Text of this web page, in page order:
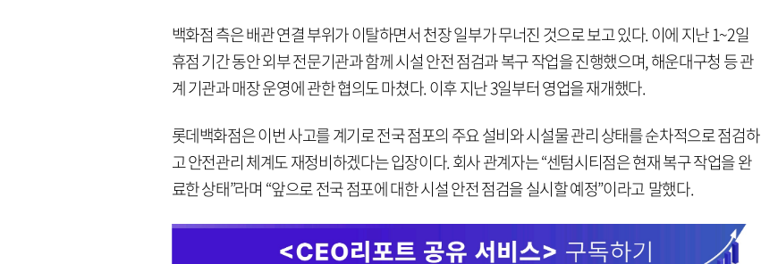
백화점 측은 배관 연결 부위가 이탈하면서 천장 일부가 무너진 것으로 보고 있다. 이에 지난 1~2일
휴점 기간 동안 외부 전문기관과 함께 시설 안전 점검과 복구 작업을 진행했으며, 해운대구청 등 관
계 기관과 매장 운영에 관한 협의도 마쳤다. 이후 지난 3일부터 영업을 재개했다.
롯데백화점은 이번 사고를 계기로 전국 점포의 주요 설비와 시설물 관리 상태를 순차적으로 점검하
고 안전관리 체계도 재정비하겠다는 입장이다. 회사 관계자는 “센텀시티점은 현재 복구 작업을 완
료한 상태”라며 “앞으로 전국 점포에 대한 시설 안전 점검을 실시할 예정”이라고 말했다.